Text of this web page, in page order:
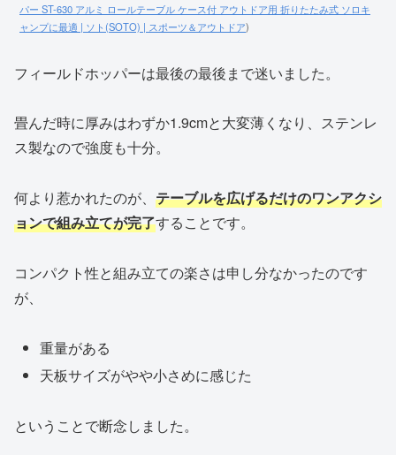
パー ST-630 アルミ ロールテーブル ケース付 アウトドア用 折りたたみ式 ソロキ
ャンプに最適 | ソト(SOTO) | スポーツ＆アウトドア)
フィールドホッパーは最後の最後まで迷いました。
畳んだ時に厚みはわずか1.9cmと大変薄くなり、ステンレ
ス製なので強度も十分。
何より惹かれたのが、 テーブルを広げるだけのワンアクシ
ョンで組み立てが完了することです。
コンパクト性と組み立ての楽さは申し分なかったのです
が、
重量がある
天板サイズがやや小さめに感じた
ということで断念しました。